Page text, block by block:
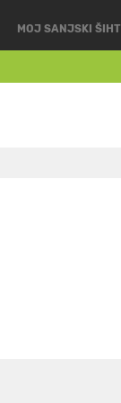
MOJ SANJSKI ŠIHT